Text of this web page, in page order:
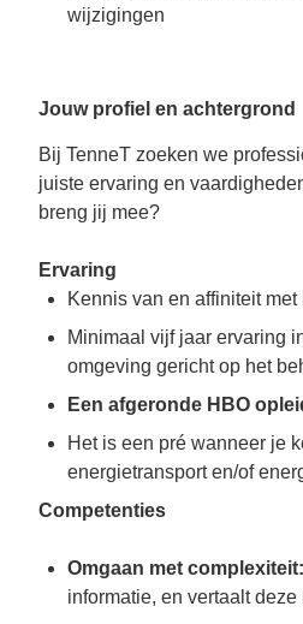
wijzigingen
Jouw profiel en achtergrond
Bij TenneT zoeken we
juiste ervaring en
breng jij mee?
Ervaring
Kennis van en affiniteit
Minimaal vijf jaar ervaring
omgeving gericht op het
Een afgeronde HBO
Het is een pré wanneer je
energietransport en/of
Competenties
Omgaan met complexiteit:
informatie, en vertaalt